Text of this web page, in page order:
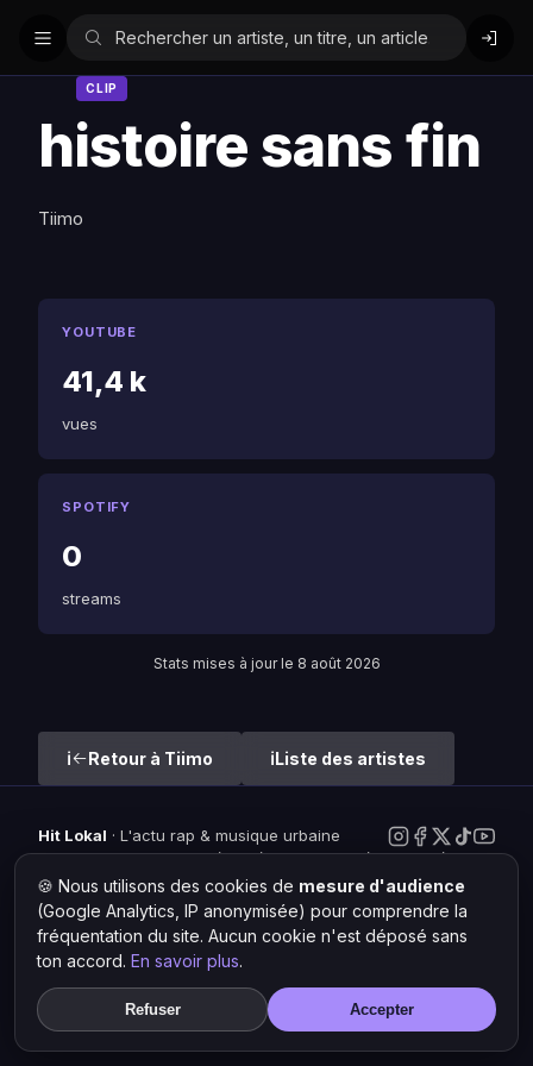
CLIP
histoire sans fin
Tiimo
YOUTUBE
41,4 k
vues
SPOTIFY
0
streams
Stats mises à jour le 8 août 2026
Retour à Tiimo Liste des artistes
Hit Lokal · L'actu rap & musique urbaine
© 2026 — Tous droits réservés ·Mentions légales·Gérer les
cookies
🍪 Nous utilisons des cookies de mesure d'audience
(Google Analytics, IP anonymisée) pour comprendre la
fréquentation du site. Aucun cookie n'est déposé sans
ton accord. En savoir plus.
Refuser Accepter